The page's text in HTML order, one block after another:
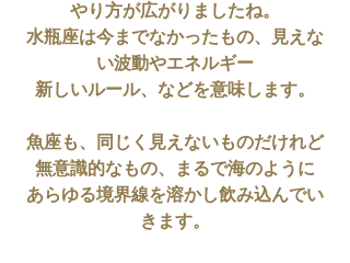
やり方が広がりましたね。
水瓶座は今までなかったもの、見えな
い波動やエネルギー
新しいルール、などを意味します。
魚座も、同じく見えないものだけれど
無意識的なもの、まるで海のように
あらゆる境界線を溶かし飲み込んでい
きます。